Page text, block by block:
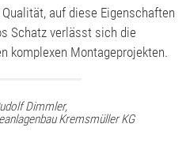
auf diese Eigenschaften
Schatz verlässt sich die
komplexen Montageprojekten.
Dimmler,
Kremsmüller KG